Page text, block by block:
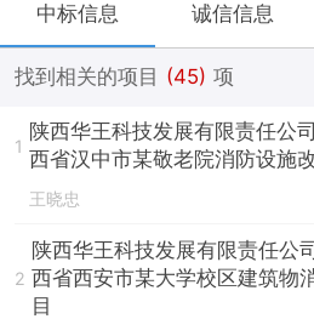
中标信息 诚信信息
找到相关的项目 (45) 项
1
陕西华王科技发展有限责任公
西省汉中市某敬老院消防设施
王晓忠
2
陕西华王科技发展有限责任公
西省西安市某大学校区建筑物
目